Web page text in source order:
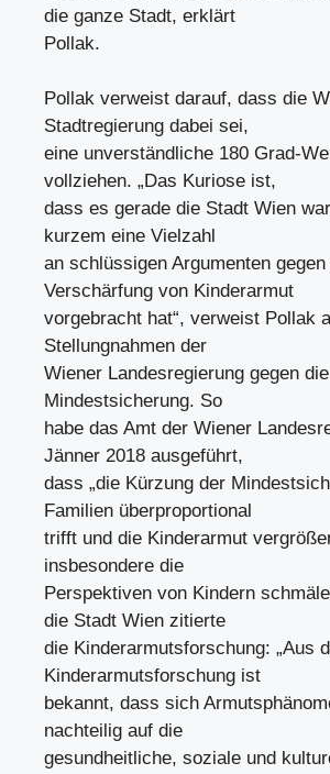
die ganze Stadt, erklärt
Pollak.
Pollak verweist darauf, dass die
Stadtregierung dabei sei,
eine unverständliche 180 Grad-
vollziehen. „Das Kuriose ist,
dass es gerade die Stadt Wien
kurzem eine Vielzahl
an schlüssigen Argumenten gegen
Verschärfung von Kinderarmut
vorgebracht hat“, verweist Pollak
Stellungnahmen der
Wiener Landesregierung gegen
Mindestsicherung. So
habe das Amt der Wiener
Jänner 2018 ausgeführt,
dass „die Kürzung der
Familien überproportional
trifft und die Kinderarmut
insbesondere die
Perspektiven von Kindern
die Stadt Wien zitierte
die Kinderarmutsforschung: „Aus
Kinderarmutsforschung ist
bekannt, dass sich
nachteilig auf die
gesundheitliche, soziale und